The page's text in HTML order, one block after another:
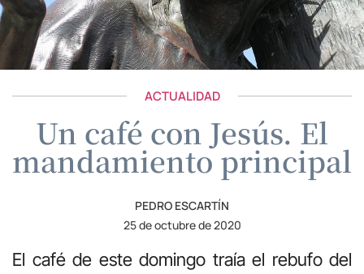
ACTUALIDAD
Un café con Jesús. El
mandamiento principal
PEDRO ESCARTÍN
25 de octubre de 2020
El café de este domingo traía el rebufo del